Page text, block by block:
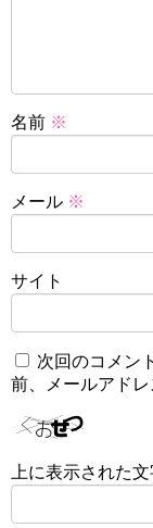
名前 ※
メール ※
サイト
次回のコメン
前、メールアドレ
上に表示された